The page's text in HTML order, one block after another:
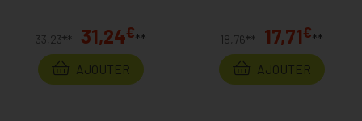
33,23€ * 31,24€**
AJOUTER
18,76€* 17,71€**
AJOUTER